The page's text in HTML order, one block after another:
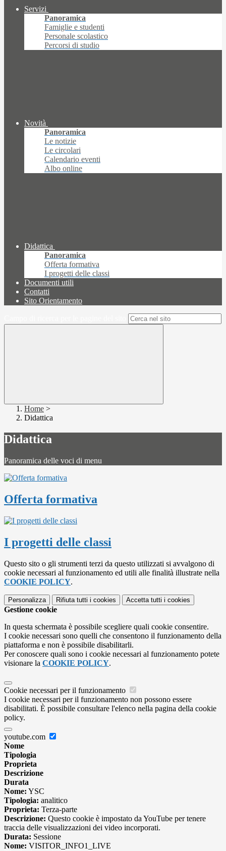
Servizi
Panoramica
Famiglie e studenti
Personale scolastico
Percorsi di studio
Novità
Panoramica
Le notizie
Le circolari
Calendario eventi
Albo online
Didattica
Panoramica
Offerta formativa
I progetti delle classi
Documenti utili
Contatti
Sito Orientamento
Home >
Didattica
Didattica
Panoramica delle voci di menu
Offerta formativa
I progetti delle classi
Questo sito o gli strumenti terzi da questo utilizzati si avvalgono di
cookie necessari al funzionamento ed utili alle finalità illustrate nella
COOKIE POLICY.
Personalizza Rifiuta tutti i cookies Accetta tutti i cookies
Gestione cookie
In questa schermata è possibile scegliere quali cookie consentire.
I cookie necessari sono quelli che consentono il funzionamento della
piattaforma e non è possibile disabilitarli.
Per conoscere quali sono i cookie necessari al funzionamento potete
visionare la COOKIE POLICY.
Cookie necessari per il funzionamento
I cookie necessari per il funzionamento non possono essere
disabilitati. È possibile consultare l'elenco nella pagina della cookie
policy.
youtube.com
Nome
Tipologia
Proprieta
Descrizione
Durata
Nome: YSC
Tipologia: analitico
Proprieta: Terza-parte
Descrizione: Questo cookie è impostato da YouTube per tenere
traccia delle visualizzazioni dei video incorporati.
Durata: Sessione
Nome: VISITOR_INFO1_LIVE